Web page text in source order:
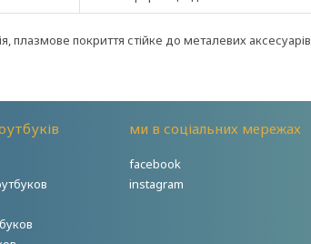
покриття стійке до металевих аксесуарів
ми в соціальних мережах
facebook
instagram